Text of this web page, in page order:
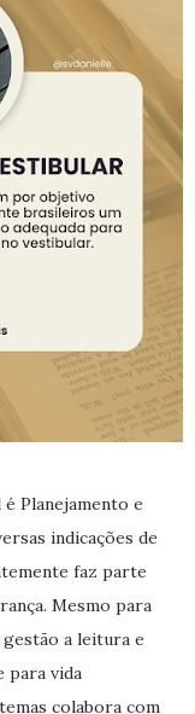
Planejamento e
indicações de
faz parte
Mesmo para
a leitura e
para vida
colabora com